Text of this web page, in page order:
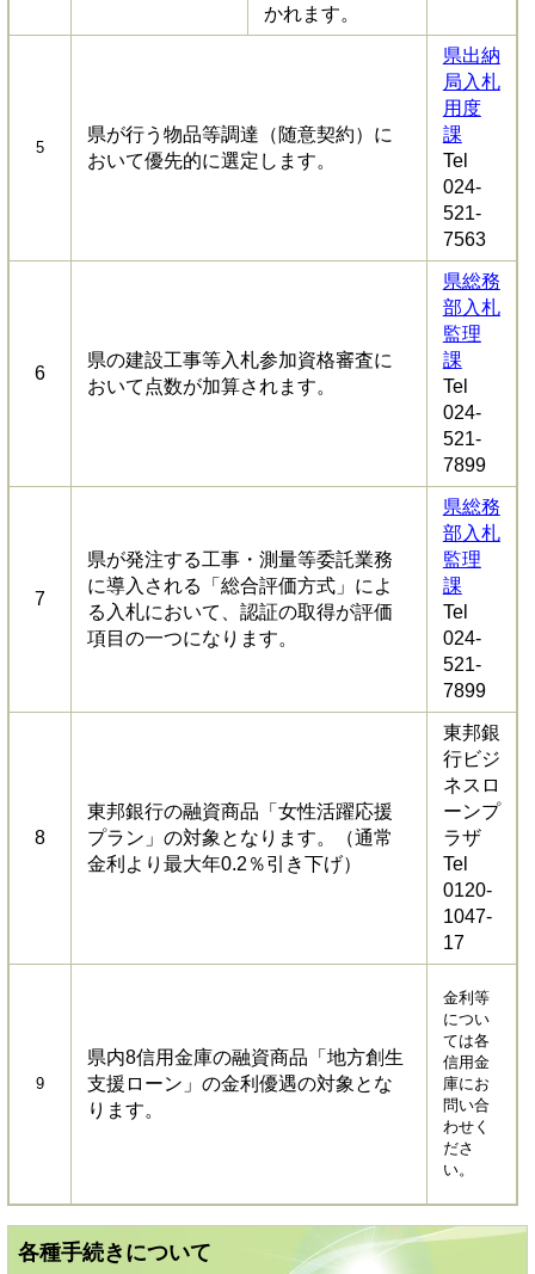
かれます。
5
県が行う物品等調達（随意契約）に
おいて優先的に選定します。
県出納
局入札
用度
課
Tel
024-
521-
7563
6
県の建設工事等入札参加資格審査に
おいて点数が加算されます。
県総務
部入札
監理
課
Tel
024-
521-
7899
7
県が発注する工事・測量等委託業務
に導入される「総合評価方式」によ
る入札において、認証の取得が評価
項目の一つになります。
県総務
部入札
監理
課
Tel
024-
521-
7899
8
東邦銀行の融資商品「女性活躍応援
プラン」の対象となります。（通常
金利より最大年0.2％引き下げ）
東邦銀
行ビジ
ネスロ
ーンプ
ラザ
Tel
0120-
1047-
17
9
県内8信用金庫の融資商品「地方創生
支援ローン」の金利優遇の対象とな
ります。
金利等
につい
ては各
信用金
庫にお
問い合
わせく
ださ
い。
各種手続きについて